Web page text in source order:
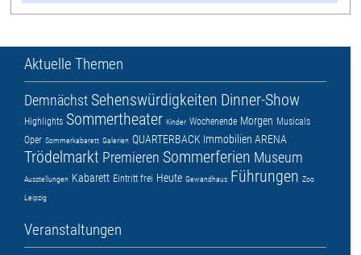
Aktuelle Themen
Demnächst Sehenswürdigkeiten Dinner-Show
Highlights Sommertheater Kinder Wochenende Morgen Musicals
Oper Sommerkabarett Galerien QUARTERBACK Immobilien ARENA
Trödelmarkt Premieren Sommerferien Museum
Ausstellungen Kabarett Eintritt frei Heute Gewandhaus Führungen Zoo
Leipzig
Veranstaltungen